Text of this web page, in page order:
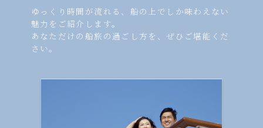
ゆっくり時間が流れる、船の上でしか味わえない
魅力をご紹介します。
あなただけの船旅の過ごし方を、ぜひご堪能くだ
さい。